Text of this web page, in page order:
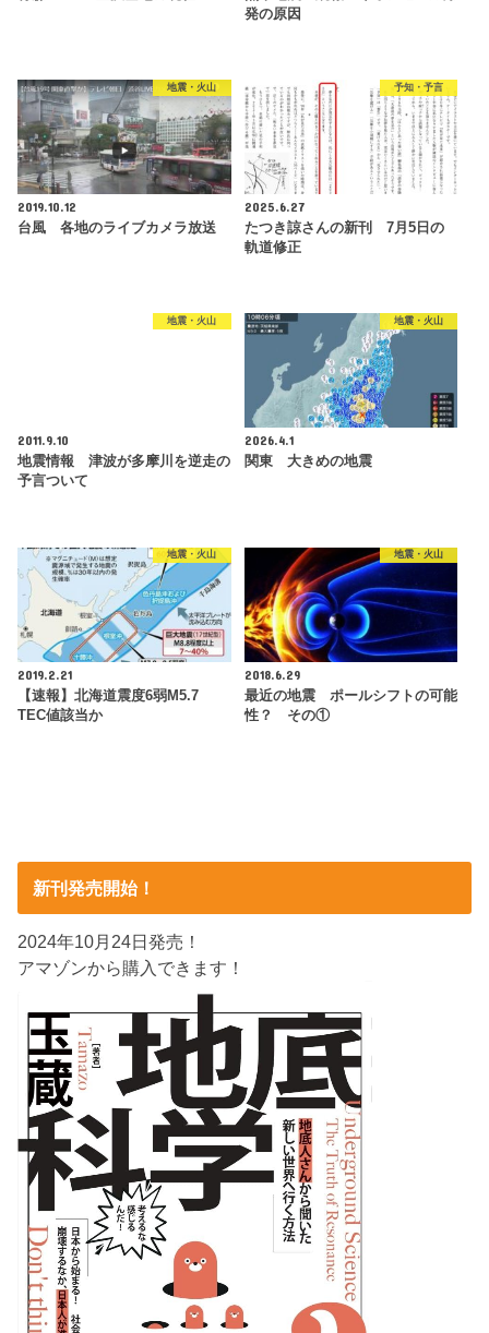
発の原因
地震・火山
2019.10.12
台風 各地のライブカメラ放送
予知・予言
2025.6.27
たつき諒さんの新刊 7月5日の
軌道修正
地震・火山
2011.9.10
地震情報 津波が多摩川を逆走の
予言ついて
地震・火山
2026.4.1
関東 大きめの地震
地震・火山
2019.2.21
【速報】北海道震度6弱M5.7
TEC値該当か
地震・火山
2018.6.29
最近の地震 ポールシフトの可能
性？ その①
新刊発売開始！
2024年10月24日発売！
アマゾンから購入できます！